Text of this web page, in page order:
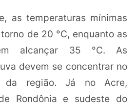
as temperaturas mínimas
de 20 °C, enquanto as
alcançar 35 °C. As
devem se concentrar no
da região. Já no Acre,
Rondônia e sudeste do